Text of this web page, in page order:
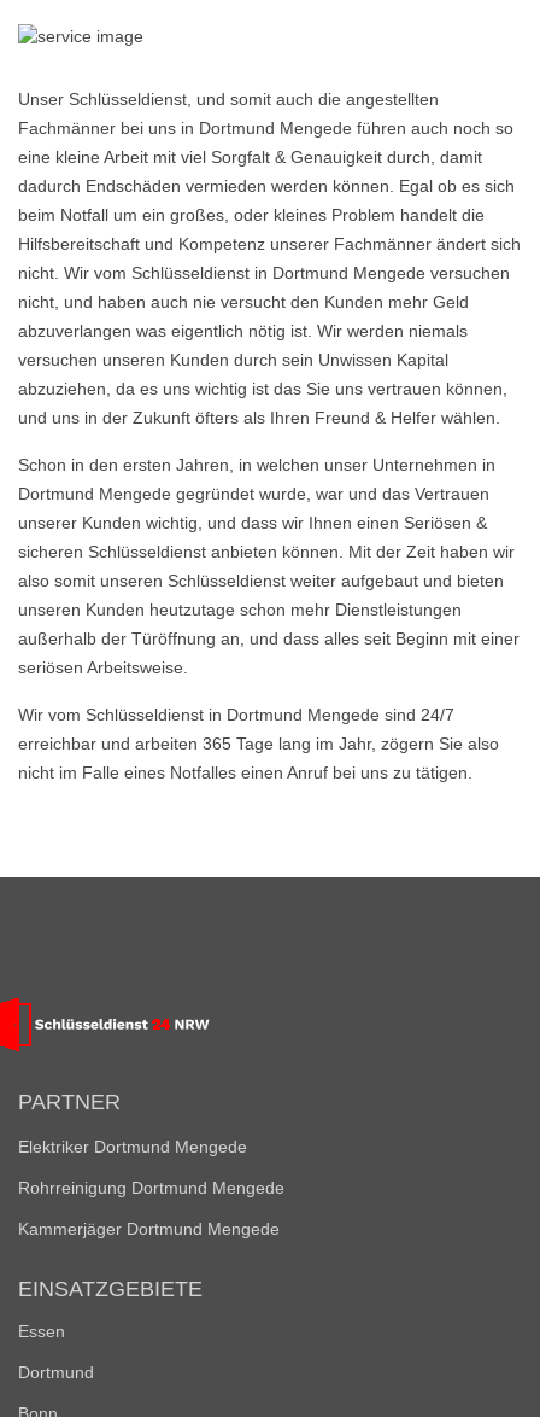
Unser Schlüsseldienst, und somit auch die angestellten
Fachmänner bei uns in Dortmund Mengede führen auch noch so
eine kleine Arbeit mit viel Sorgfalt & Genauigkeit durch, damit
dadurch Endschäden vermieden werden können. Egal ob es sich
beim Notfall um ein großes, oder kleines Problem handelt die
Hilfsbereitschaft und Kompetenz unserer Fachmänner ändert sich
nicht. Wir vom Schlüsseldienst in Dortmund Mengede versuchen
nicht, und haben auch nie versucht den Kunden mehr Geld
abzuverlangen was eigentlich nötig ist. Wir werden niemals
versuchen unseren Kunden durch sein Unwissen Kapital
abzuziehen, da es uns wichtig ist das Sie uns vertrauen können,
und uns in der Zukunft öfters als Ihren Freund & Helfer wählen.
Schon in den ersten Jahren, in welchen unser Unternehmen in
Dortmund Mengede gegründet wurde, war und das Vertrauen
unserer Kunden wichtig, und dass wir Ihnen einen Seriösen &
sicheren Schlüsseldienst anbieten können. Mit der Zeit haben wir
also somit unseren Schlüsseldienst weiter aufgebaut und bieten
unseren Kunden heutzutage schon mehr Dienstleistungen
außerhalb der Türöffnung an, und dass alles seit Beginn mit einer
seriösen Arbeitsweise.
Wir vom Schlüsseldienst in Dortmund Mengede sind 24/7
erreichbar und arbeiten 365 Tage lang im Jahr, zögern Sie also
nicht im Falle eines Notfalles einen Anruf bei uns zu tätigen.
PARTNER
Elektriker Dortmund Mengede
Rohrreinigung Dortmund Mengede
Kammerjäger Dortmund Mengede
EINSATZGEBIETE
Essen
Dortmund